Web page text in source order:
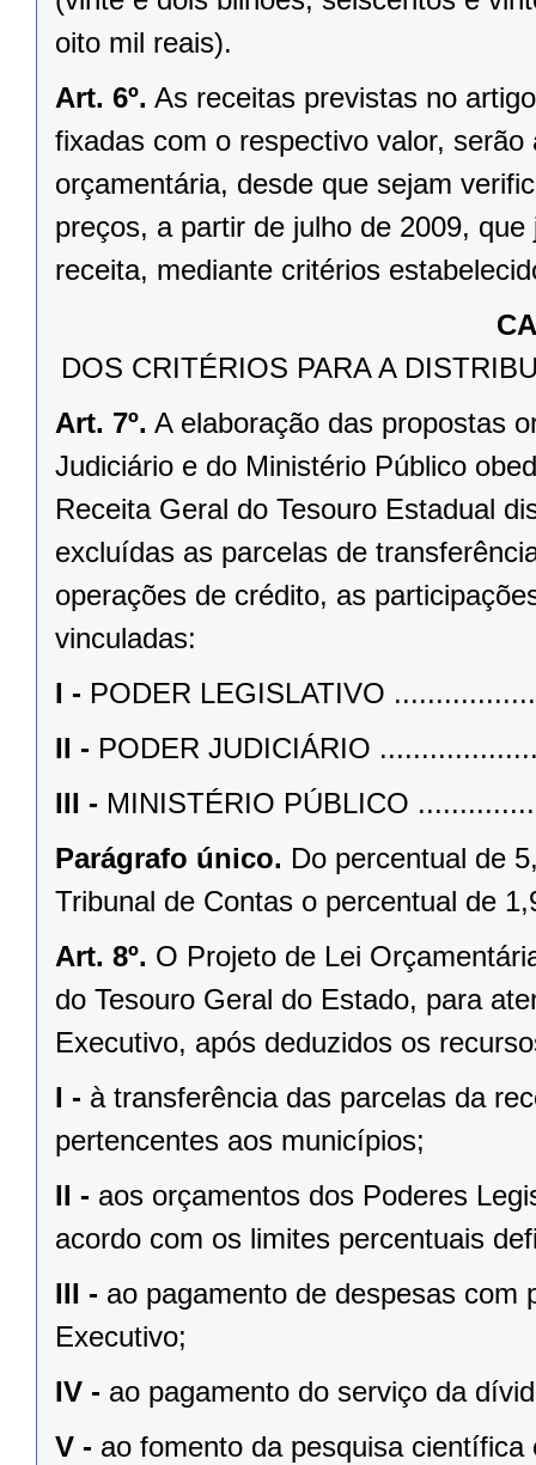
oito mil reais).
Art. 6º. As receitas previstas no
fixadas com o respectivo valor,
orçamentária, desde que sejam
preços, a partir de julho de 2009,
receita, mediante critérios
DOS CRITÉRIOS PARA A
Art. 7º. A elaboração das propostas
Judiciário e do Ministério Público
Receita Geral do Tesouro Estadual
excluídas as parcelas de
operações de crédito, as
vinculadas:
I - PODER LEGISLATIVO
II - PODER JUDICIÁRIO
III - MINISTÉRIO PÚBLICO
Parágrafo único. Do percentual de
Tribunal de Contas o percentual de
Art. 8º. O Projeto de Lei
do Tesouro Geral do Estado, para
Executivo, após deduzidos os
I - à transferência das parcelas da
pertencentes aos municípios;
II - aos orçamentos dos Poderes
acordo com os limites percentuais
III - ao pagamento de despesas com
Executivo;
IV - ao pagamento do serviço da
V - ao fomento da pesquisa